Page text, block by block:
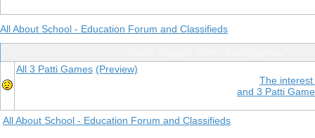
All About School - Education Forum and Classifieds
The
and 3 Patti
All 3 Patti Games (Preview)
All About School - Education Forum and Classifieds